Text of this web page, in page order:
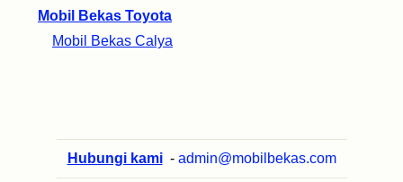
Mobil Bekas Toyota
Mobil Bekas Calya
Hubungi kami - admin@mobilbekas.com